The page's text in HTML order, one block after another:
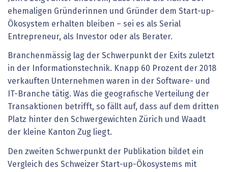
ehemaligen Gründerinnen und Gründer dem Start-up-
Ökosystem erhalten bleiben – sei es als Serial
Entrepreneur, als Investor oder als Berater.
Branchenmässig lag der Schwerpunkt der Exits zuletzt
in der Informationstechnik. Knapp 60 Prozent der 2018
verkauften Unternehmen waren in der Software- und
IT-Branche tätig. Was die geografische Verteilung der
Transaktionen betrifft, so fällt auf, dass auf dem dritten
Platz hinter den Schwergewichten Zürich und Waadt
der kleine Kanton Zug liegt.
Den zweiten Schwerpunkt der Publikation bildet ein
Vergleich des Schweizer Start-up-Ökosystems mit